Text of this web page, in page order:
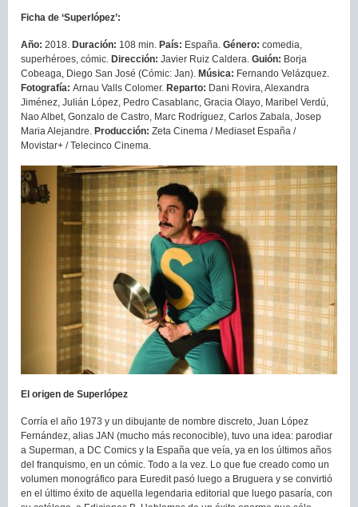
Ficha de ‘Superlópez’:
Año: 2018. Duración: 108 min. País: España. Género: comedia,
superhéroes, cómic. Dirección: Javier Ruiz Caldera. Guión: Borja
Cobeaga, Diego San José (Cómic: Jan). Música: Fernando Velázquez.
Fotografía: Arnau Valls Colomer. Reparto: Dani Rovira, Alexandra
Jiménez, Julián López, Pedro Casablanc, Gracia Olayo, Maribel Verdú,
Nao Albet, Gonzalo de Castro, Marc Rodríguez, Carlos Zabala, Josep
Maria Alejandre. Producción: Zeta Cinema / Mediaset España /
Movistar+ / Telecinco Cinema.
El origen de Superlópez
Corría el año 1973 y un dibujante de nombre discreto, Juan López
Fernández, alias JAN (mucho más reconocible), tuvo una idea: parodiar
a Superman, a DC Comics y la España que veía, ya en los últimos años
del franquismo, en un cómic. Todo a la vez. Lo que fue creado como un
volumen monográfico para Euredit pasó luego a Bruguera y se convirtió
en el último éxito de aquella legendaria editorial que luego pasaría, con